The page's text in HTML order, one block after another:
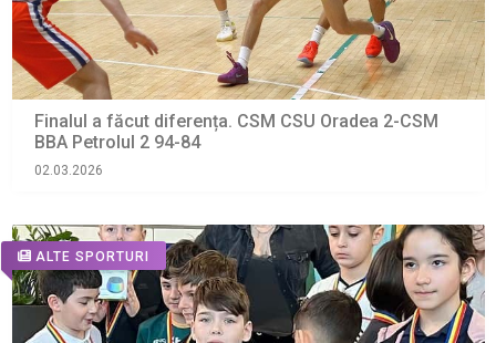
Finalul a făcut diferența. CSM CSU Oradea 2-CSM
BBA Petrolul 2 94-84
02.03.2026
ALTE SPORTURI